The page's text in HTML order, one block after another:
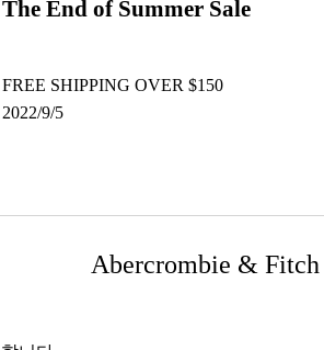
The End of Summer Sale
FREE SHIPPING OVER $150
2022/9/5
Abercrombie &